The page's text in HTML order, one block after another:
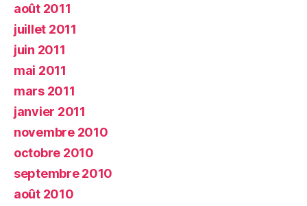
août 2011
juillet 2011
juin 2011
mai 2011
mars 2011
janvier 2011
novembre 2010
octobre 2010
septembre 2010
août 2010